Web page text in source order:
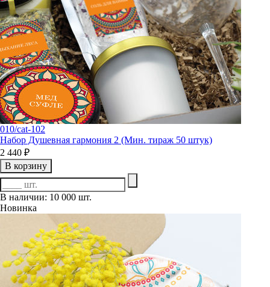
010/cat-102
Набор Душевная гармония 2 (Мин. тираж 50 штук)
2 440 ₽
В корзину
В наличии: 10 000 шт.
Новинка